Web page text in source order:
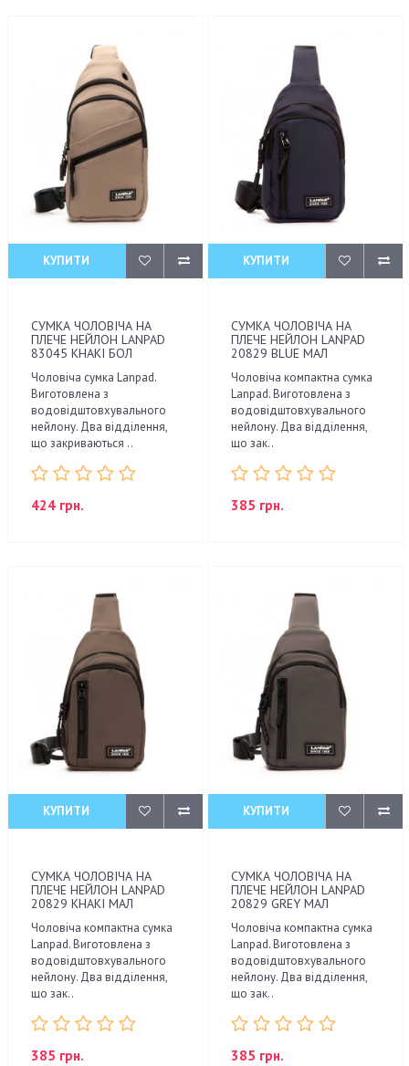
КУПИТИ
СУМКА ЧОЛОВІЧА НА
ПЛЕЧЕ НЕЙЛОН LANPAD
83045 KHAKI БОЛ
Чоловіча сумка Lanpad.
Виготовлена з
водовідштовхувального
нейлону. Два відділення,
що закриваються ..
424 грн.
КУПИТИ
СУМКА ЧОЛОВІЧА НА
ПЛЕЧЕ НЕЙЛОН LANPAD
20829 BLUE МАЛ
Чоловіча компактна сумка
Lanpad. Виготовлена з
водовідштовхувального
нейлону. Два відділення,
що зак..
385 грн.
КУПИТИ
СУМКА ЧОЛОВІЧА НА
ПЛЕЧЕ НЕЙЛОН LANPAD
20829 KHAKI МАЛ
Чоловіча компактна сумка
Lanpad. Виготовлена з
водовідштовхувального
нейлону. Два відділення,
що зак..
385 грн.
КУПИТИ
СУМКА ЧОЛОВІЧА НА
ПЛЕЧЕ НЕЙЛОН LANPAD
20829 GREY МАЛ
Чоловіча компактна сумка
Lanpad. Виготовлена з
водовідштовхувального
нейлону. Два відділення,
що зак..
385 грн.